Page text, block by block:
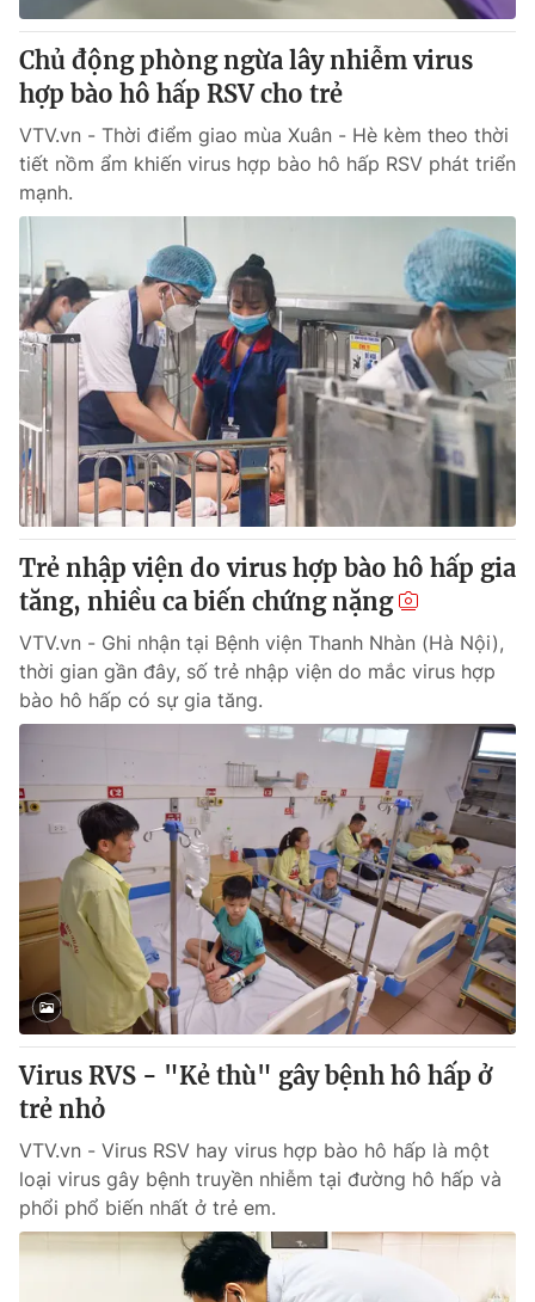
Chủ động phòng ngừa lây nhiễm virus
hợp bào hô hấp RSV cho trẻ
VTV.vn - Thời điểm giao mùa Xuân - Hè kèm theo thời
tiết nồm ẩm khiến virus hợp bào hô hấp RSV phát triển
mạnh.
Trẻ nhập viện do virus hợp bào hô hấp gia
tăng, nhiều ca biến chứng nặng
VTV.vn - Ghi nhận tại Bệnh viện Thanh Nhàn (Hà Nội),
thời gian gần đây, số trẻ nhập viện do mắc virus hợp
bào hô hấp có sự gia tăng.
Virus RVS - "Kẻ thù" gây bệnh hô hấp ở
trẻ nhỏ
VTV.vn - Virus RSV hay virus hợp bào hô hấp là một
loại virus gây bệnh truyền nhiễm tại đường hô hấp và
phổi phổ biến nhất ở trẻ em.